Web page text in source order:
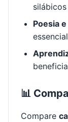
Poesia
📊
Compare